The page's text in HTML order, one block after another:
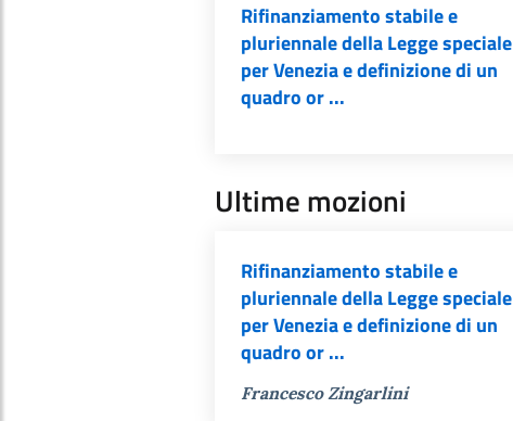
Rifinanziamento stabile e
pluriennale della Legge speciale
per Venezia e definizione di un
quadro or ...
Ultime mozioni
Rifinanziamento stabile e
pluriennale della Legge speciale
per Venezia e definizione di un
quadro or ...
Francesco Zingarlini